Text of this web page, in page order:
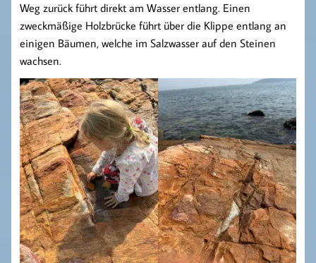
Weg zurück führt direkt am Wasser entlang. Einen
zweckmäßige Holzbrücke führt über die Klippe entlang an
einigen Bäumen, welche im Salzwasser auf den Steinen
wachsen.